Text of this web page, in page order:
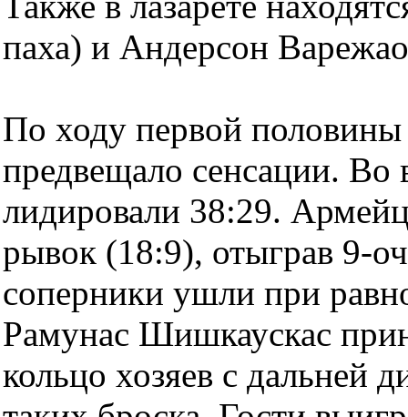
паха) и Андерсон
По ходу первой
предвещало сенсации. Во
лидировали 38:29.
рывок (18:9), отыграв 9-
соперники ушли при
Рамунас Шишкаускас
кольцо хозяев с дальней